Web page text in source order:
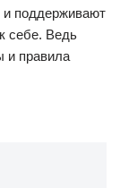
и поддерживают
себе. Ведь
и правила